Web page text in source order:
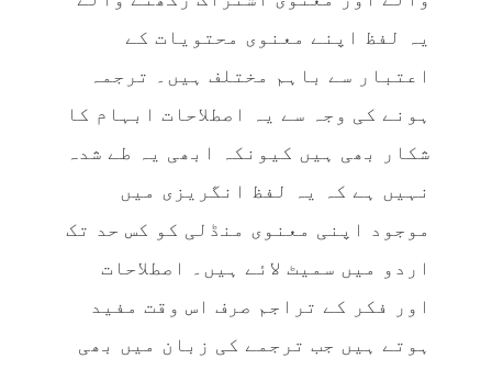
یہ لفظ اپنے معنوی محتویات کے
اعتبار سے باہم مختلف ہیں۔ ترجمہ
ہونے کی وجہ سے یہ اصطلاحات ابہام کا
شکار بھی ہیں کیونکہ ابھی یہ طے شدہ
نہیں ہے کہ یہ لفظ انگریزی میں
موجود اپنی معنوی منڈلی کو کس حد تک
اردو میں سمیٹ لائے ہیں۔ اصطلاحات
اور فکر کے تراجم صرف اس وقت مفید
ہوتے ہیں جب ترجمے کی زبان میں بھی